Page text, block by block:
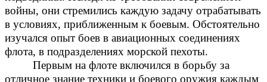
войны, они стремились каждую задачу отрабатывать
в условиях, приближенным к боевым. Обстоятельно
изучался опыт боев в авиационных соединениях
флота, в подразделениях морской пехоты.
Первым на флоте включился в борьбу за
отличное знание техники и боевого оружия каждым